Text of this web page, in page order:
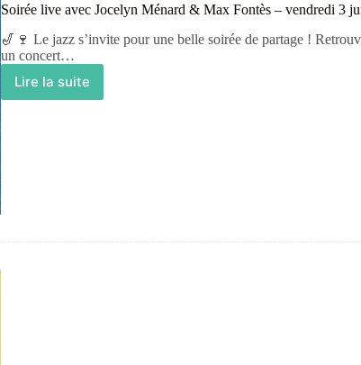
Soirée live avec Jocelyn Ménard & Max Fontès – vendredi 3
🎷🍷 Le jazz s’invite pour une belle soirée de partage !
un concert…
Lire la suite